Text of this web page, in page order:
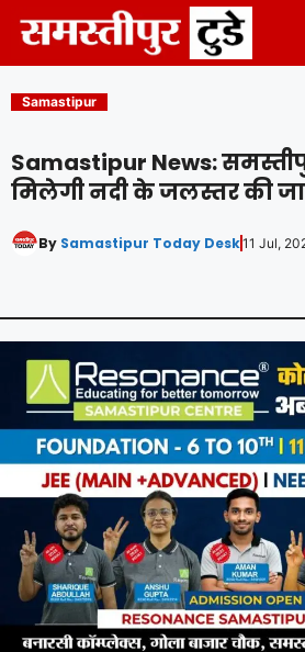
content
Samastipur
Samastipur News:
मिलेगी नदी के जलस्तर की
By Samastipur Today Desk11 Jul,